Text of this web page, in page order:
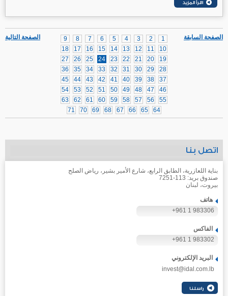
الصفحة التالية 1
2
3
4
5
6
7
8
9
10
11
12
13
14
15
16
17
18
19
20
21
22
23
24
25
26
27
28
29
30
31
32
33
34
35
36
37
38
39
40
41
42
43
44
45
46
47
48
49
50
51
52
53
54
55
56
57
58
59
60
61
62
63
64
65
66
67
68
69
70
71
الصفحة السابقة
اتصل بنا
بناية اللعازرية، الطابق الرابع، شارع الأمير بشير، رياض الصلح
صندوق بريد: 113-7251
بيروت، لبنان
هاتف
+961 1 983306
الفاكس
+961 1 983302
البريد الإلكتروني
invest@idal.com.lb